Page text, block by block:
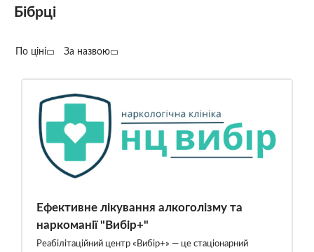
Бібрці
По ціні За назвою
Ефективне лікування алкоголізму та
наркоманії "Вибір+"
Реабілітаційний центр «Вибір+» — це стаціонарний